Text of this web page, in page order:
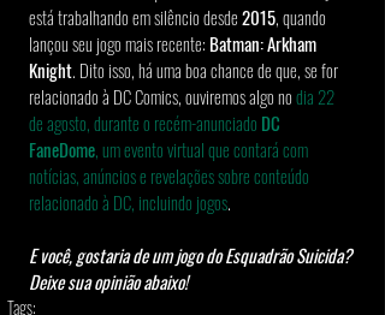
está trabalhando em silêncio desde 2015, quando
lançou seu jogo mais recente: Batman: Arkham
Knight. Dito isso, há uma boa chance de que, se for
relacionado à DC Comics, ouviremos algo no dia 22
de agosto, durante o recém-anunciado DC
FaneDome, um evento virtual que contará com
notícias, anúncios e revelações sobre conteúdo
relacionado à DC, incluindo jogos.
E você, gostaria de um jogo do Esquadrão Suicida?
Deixe sua opinião abaixo!
Tags: